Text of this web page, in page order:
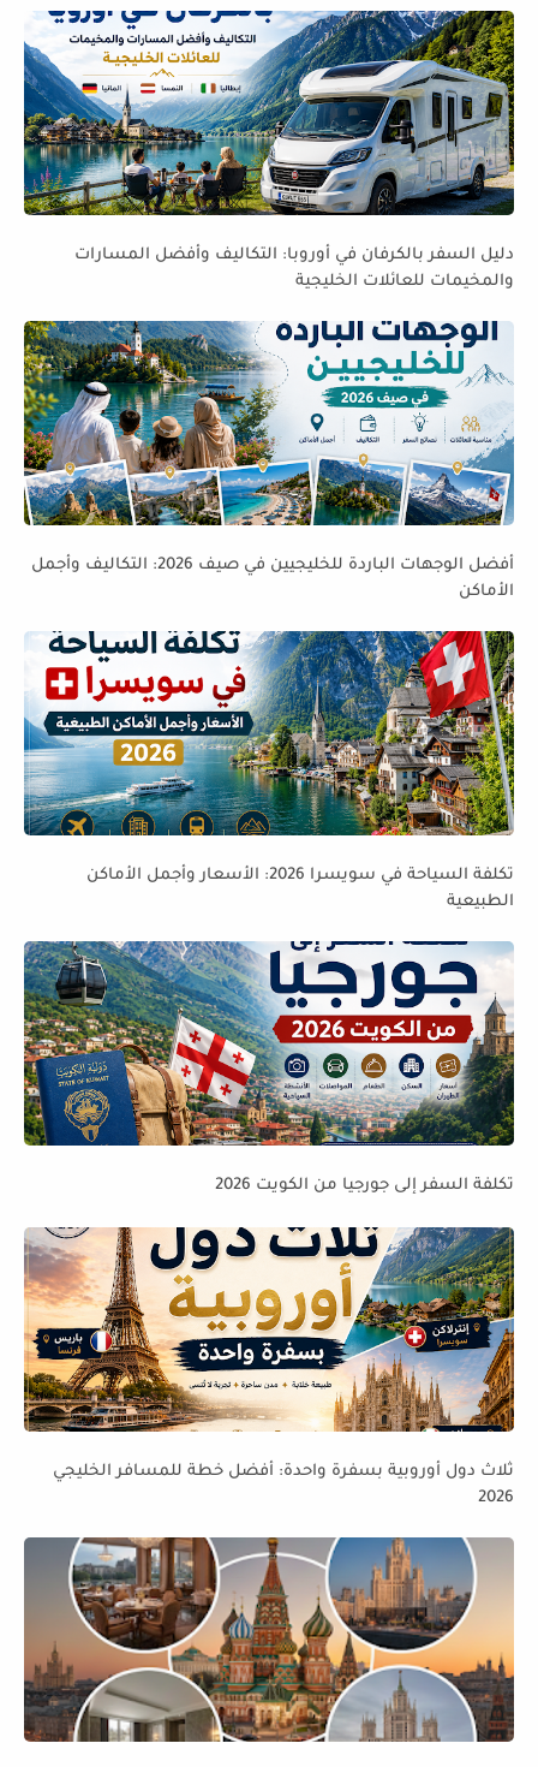
دليل السفر بالكرفان في أوروبا: التكاليف وأفضل المسارات
والمخيمات للعائلات الخليجية
أفضل الوجهات الباردة للخليجيين في صيف 2026: التكاليف وأجمل
الأماكن
تكلفة السياحة في سويسرا 2026: الأسعار وأجمل الأماكن
الطبيعية
تكلفة السفر إلى جورجيا من الكويت 2026
ثلاث دول أوروبية بسفرة واحدة: أفضل خطة للمسافر الخليجي
2026